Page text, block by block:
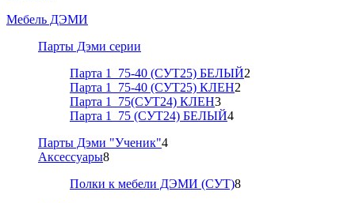
Мебель ДЭМИ
Парты Дэми серии
Парта 1_75-40 (СУТ25) БЕЛЫЙ2
Парта 1_75-40 (СУТ25) КЛЕН2
Парта 1_75(СУТ24) КЛЕН3
Парта 1_75 (СУТ24) БЕЛЫЙ4
Парты Дэми "Ученик"4
Аксессуары8
Полки к мебели ДЭМИ (СУТ)8